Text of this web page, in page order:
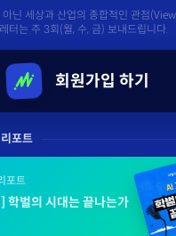
아닌 세상과 산업의 종합적인 관점
터는 주 3회(월, 수, 금) 보내드립니다.
회원가입 하기
포트
포트
학벌의 시대는 끝나는가